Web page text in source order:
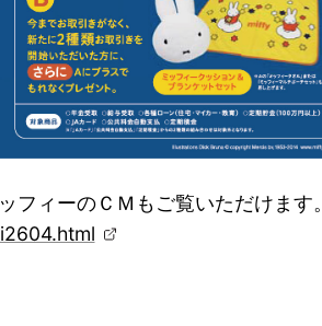
フィーのＣＭもご覧いただけます。